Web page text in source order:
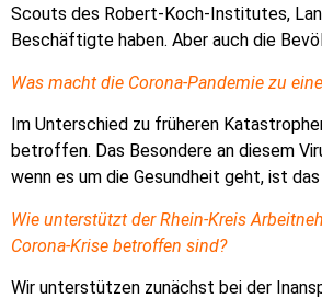
Scouts des Robert-Koch-Institutes,
Beschäftigte haben. Aber auch die
Was macht die Corona-Pandemie zu
Im Unterschied zu früheren
betroffen. Das Besondere an diesem
wenn es um die Gesundheit geht, ist
Wie unterstützt der Rhein-Kreis
Corona-Krise betroffen sind?
Wir unterstützen zunächst bei der